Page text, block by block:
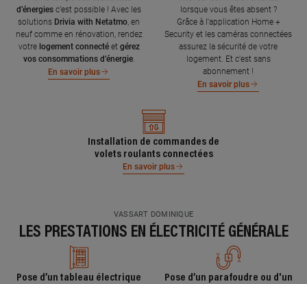
d’énergies c’est possible ! Avec les
solutions Drivia with Netatmo, en
neuf comme en rénovation, rendez
votre logement connecté et gérez
vos consommations d’énergie.
En savoir plus
lorsque vous êtes absent ?
Grâce à l'application Home +
Security et les caméras connectées
assurez la sécurité de votre
logement. Et c'est sans
abonnement !
En savoir plus
Installation de commandes de
volets roulants connectées
En savoir plus
VASSART DOMINIQUE
LES PRESTATIONS EN ÉLECTRICITÉ GÉNÉRALE
Pose d’un tableau électrique
Pose d’un parafoudre ou d'un